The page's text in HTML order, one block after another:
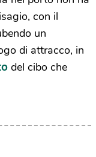
con il
un
di attracco, in
del cibo che